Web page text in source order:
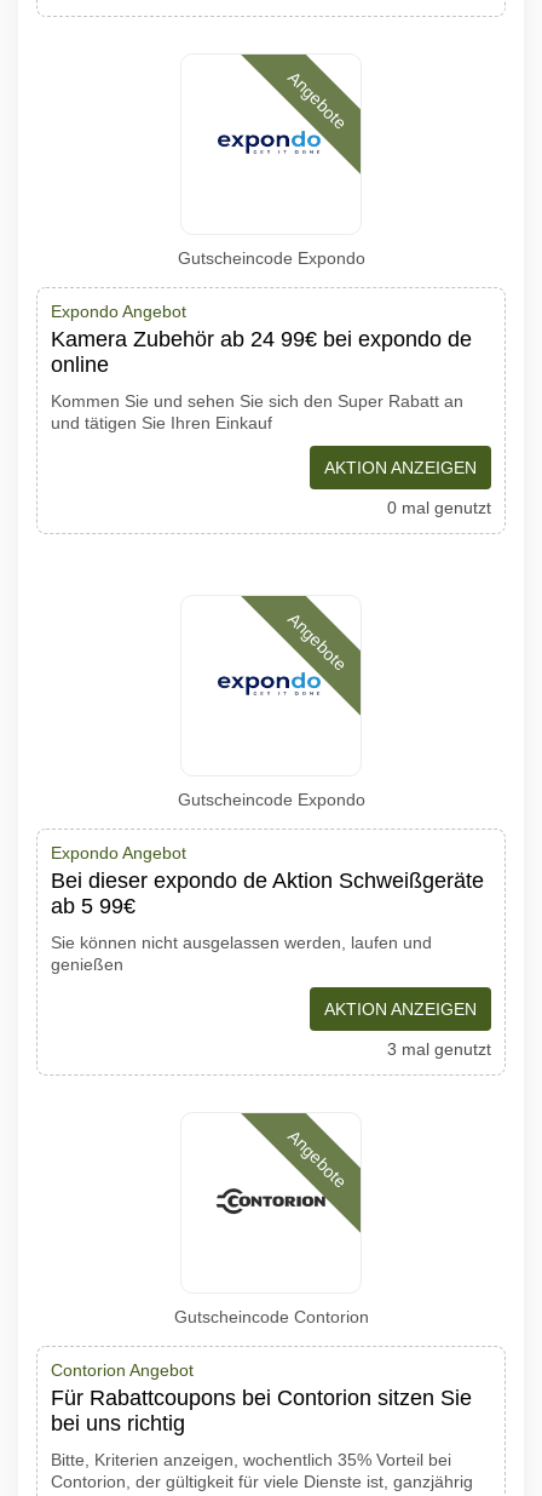
Angebote
Gutscheincode Expondo
Expondo Angebot
Kamera Zubehör ab 24 99€ bei expondo de
online
Kommen Sie und sehen Sie sich den Super Rabatt an
und tätigen Sie Ihren Einkauf
AKTION ANZEIGEN
0 mal genutzt
Angebote
Gutscheincode Expondo
Expondo Angebot
Bei dieser expondo de Aktion Schweißgeräte
ab 5 99€
Sie können nicht ausgelassen werden, laufen und
genießen
AKTION ANZEIGEN
3 mal genutzt
Angebote
Gutscheincode Contorion
Contorion Angebot
Für Rabattcoupons bei Contorion sitzen Sie
bei uns richtig
Bitte, Kriterien anzeigen, wochentlich 35% Vorteil bei
Contorion, der gültigkeit für viele Dienste ist, ganzjährig